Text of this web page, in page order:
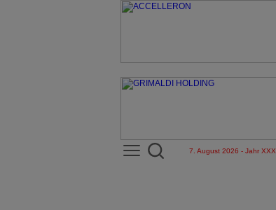
7. August 2026 - Jahr XXX